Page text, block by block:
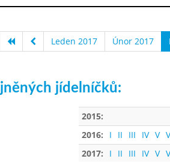
Leden 2017 Únor 2017
jídelníčků:
2015:
2016:
I II III IV V
2017:
I II III IV V